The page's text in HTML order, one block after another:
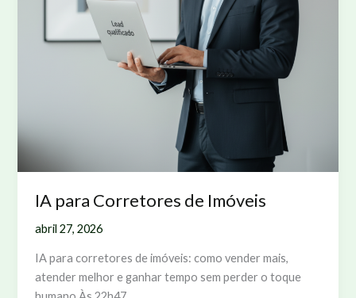
IA para Corretores de Imóveis
abril 27, 2026
IA para corretores de imóveis: como vender mais,
atender melhor e ganhar tempo sem perder o toque